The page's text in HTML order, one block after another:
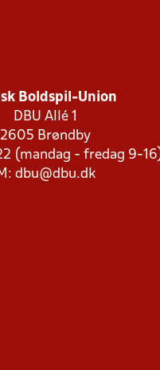
Boldspil-Union
DBU Allé 1
2605 Brøndby
(mandag - fredag 9-
dbu@dbu.dk